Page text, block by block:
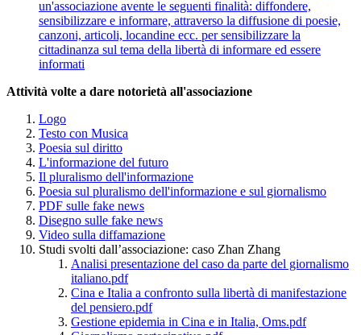
un'associazione avente le seguenti finalità: diffondere,
sensibilizzare e informare, attraverso la diffusione di poesie,
canzoni, articoli, locandine ecc. per sensibilizzare la
cittadinanza sul tema della libertà di informare ed essere
informati
Attività volte a dare notorietà all'associazione
Logo
Testo con Musica
Poesia sul diritto
L'informazione del futuro
Il pluralismo dell'informazione
Poesia sul pluralismo dell'informazione e sul giornalismo
PDF sulle fake news
Disegno sulle fake news
Video sulla diffamazione
Studi svolti dall’associazione: caso Zhan Zhang
Analisi presentazione del caso da parte del giornalismo
italiano.pdf
Cina e Italia a confronto sulla libertà di manifestazione
del pensiero.pdf
Gestione epidemia in Cina e in Italia, Oms.pdf